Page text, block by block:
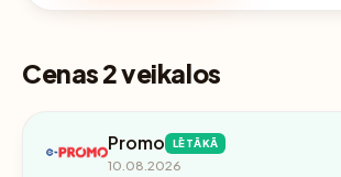
Cenas 2 veikalos
Promo LĒTĀKĀ
10.08.2026